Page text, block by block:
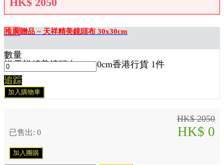
推廣贈品 ~ 天祥精美鏡頭布 30x30cm
送天祥精美鏡頭布 30x30cm香港行貨 1件
數量
追踪
加入購物車
HK$ 2050
已售出: 0 HK$ 0
加入團購